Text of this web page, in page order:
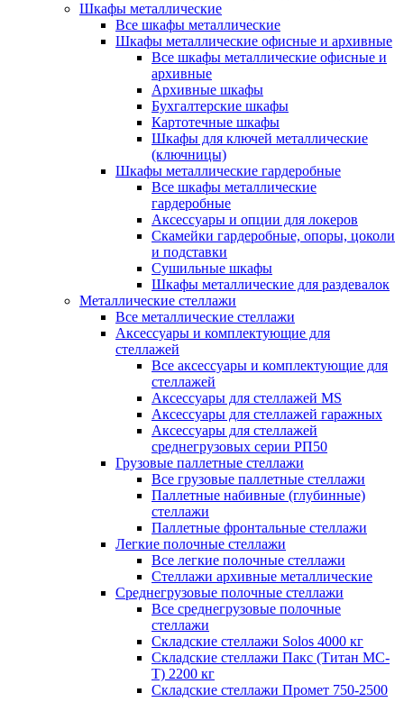
Шкафы металлические
Все шкафы металлические
Шкафы металлические офисные и архивные
Все шкафы металлические офисные и
архивные
Архивные шкафы
Бухгалтерские шкафы
Картотечные шкафы
Шкафы для ключей металлические
(ключницы)
Шкафы металлические гардеробные
Все шкафы металлические
гардеробные
Аксессуары и опции для локеров
Скамейки гардеробные, опоры, цоколи
и подставки
Сушильные шкафы
Шкафы металлические для раздевалок
Металлические стеллажи
Все металлические стеллажи
Аксессуары и комплектующие для
стеллажей
Все аксессуары и комплектующие для
стеллажей
Аксессуары для стеллажей MS
Аксессуары для стеллажей гаражных
Аксессуары для стеллажей
среднегрузовых серии РП50
Грузовые паллетные стеллажи
Все грузовые паллетные стеллажи
Паллетные набивные (глубинные)
стеллажи
Паллетные фронтальные стеллажи
Легкие полочные стеллажи
Все легкие полочные стеллажи
Стеллажи архивные металлические
Среднегрузовые полочные стеллажи
Все среднегрузовые полочные
стеллажи
Складские стеллажи Solos 4000 кг
Складские стеллажи Пакс (Титан МС-
Т) 2200 кг
Складские стеллажи Промет 750-2500